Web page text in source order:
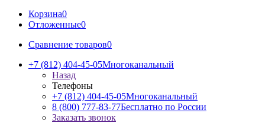
Корзина0
Отложенные0
Сравнение товаров0
+7 (812) 404-45-05Многоканальный
Назад
Телефоны
+7 (812) 404-45-05Многоканальный
8 (800) 777-83-77Бесплатно по России
Заказать звонок